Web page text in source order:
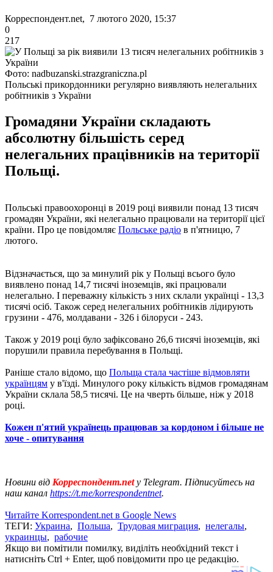
Корреспондент.net, 7 лютого 2020, 15:37
0
217
Фото: nadbuzanski.strazgraniczna.pl
Польські прикордонники регулярно виявляють нелегальних
робітників з України
Громадяни України складають
абсолютну більшість серед
нелегальних працівників на території
Польщі.
Польські правоохоронці в 2019 році виявили понад 13 тисяч
громадян України, які нелегально працювали на території цієї
країни. Про це повідомляє Польське радіо в п'ятницю, 7
лютого.
Відзначається, що за минулий рік у Польщі всього було
виявлено понад 14,7 тисячі іноземців, які працювали
нелегально. І переважну кількість з них склали українці - 13,3
тисячі осіб. Також серед нелегальних робітників лідирують
грузини - 476, молдавани - 326 і білоруси - 243.
Також у 2019 році було зафіксовано 26,6 тисячі іноземців, які
порушили правила перебування в Польщі.
Раніше стало відомо, що Польща стала частіше відмовляти
українцям у в'їзді. Минулого року кількість відмов громадянам
України склала 58,5 тисячі. Це на чверть більше, ніж у 2018
році.
Кожен п'ятий українець працював за кордоном і більше не
хоче - опитування
Новини від Корреспондент.net у Telegram. Підписуйтесь на
наш канал https://t.me/korrespondentnet.
Читайте Korrespondent.net в Google News
ТЕГИ: Украина, Польша, Трудовая миграция, нелегалы,
украинцы, рабочие
Якщо ви помітили помилку, виділіть необхідний текст і
натисніть Ctrl + Enter, щоб повідомити про це редакцію.